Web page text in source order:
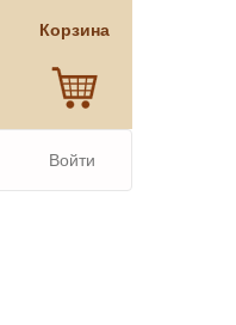
Корзина
Войти